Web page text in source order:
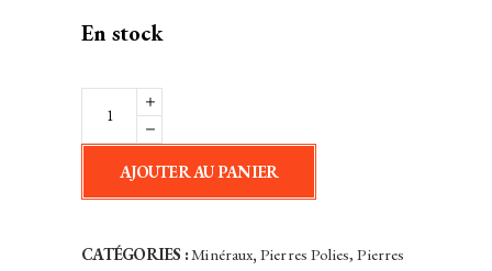
En stock
Collection/Lithothérapie
AJOUTER AU PANIER
CATÉGORIES :Minéraux, Pierres Polies, Pierres